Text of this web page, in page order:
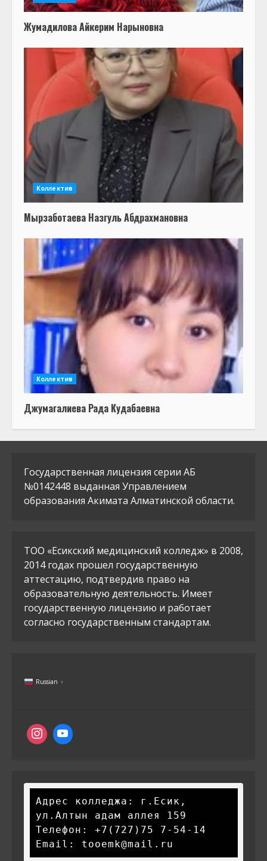
Жумадилова Айкерим Нарыновна
Коллектив
Мырзаботаева Назгуль Абдрахмановна
Коллектив
Джумагалиева Рада Кудабаевна
Государственная лицензия серии АБ
№0142448 выданная Управлением
образования Акимата Алматинской области.
ТОО «Есикский медицинский колледж» в 2008,
2014 годах прошел государственную
аттестацию, подтвердив право на
образовательную деятельность. Имеет
государственную лицензию и работает
согласно государственным стандартам.
Russian ▼
Адрес колледжа: г.Есик,
ул.Алтын адам аллея 159
Телефон: +7(727)75 7-54-14
Email: tooemk@mail.ru